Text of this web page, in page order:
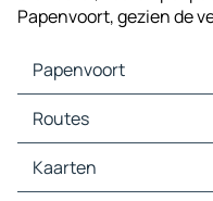
Papenvoort, gezien de
Papenvoort
Papenvoort Kaarten
Papenvoort Verkeer
Papenvoort Hotels
Papenvoort Restaurants
Routes
Routes Papenvoort -
Routes Papenvoort -
Kaarten